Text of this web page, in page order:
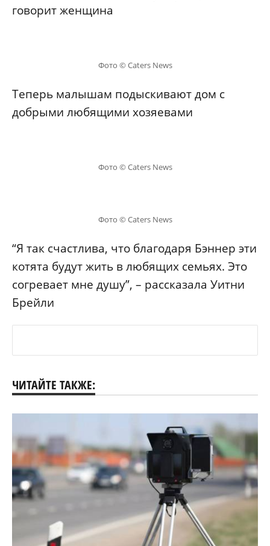
говорит женщина
Фото © Caters News
Теперь малышам подыскивают дом с
добрыми любящими хозяевами
Фото © Caters News
Фото © Caters News
“Я так счастлива, что благодаря Бэннер эти
котята будут жить в любящих семьях. Это
согревает мне душу”, – рассказала Уитни
Брейли
ЧИТАЙТЕ ТАКЖЕ: